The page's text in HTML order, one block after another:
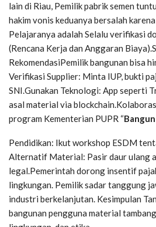
lain di Riau, Pemilik pabrik semen
hakim vonis keduanya bersalah karena
Pelajaranya adalah Selalu verifikasi
(Rencana Kerja dan Anggaran
RekomendasiPemilik bangunan bisa
Verifikasi Supplier: Minta IUP, bukti
SNI.Gunakan Teknologi: App seperti
asal material via
program Kementerian PUPR “
Pendidikan: Ikut workshop ESDM
Alternatif Material: Pasir daur ulang
legal.Pemerintah dorong insentif
lingkungan. Pemilik sadar tanggung
industri berkelanjutan. Kesimpulan
bangunan pengguna material